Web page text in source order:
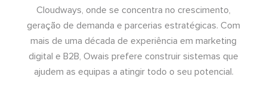
Cloudways, onde se concentra no crescimento,
geração de demanda e parcerias estratégicas. Com
mais de uma década de experiência em marketing
digital e B2B, Owais prefere construir sistemas que
ajudem as equipas a atingir todo o seu potencial.